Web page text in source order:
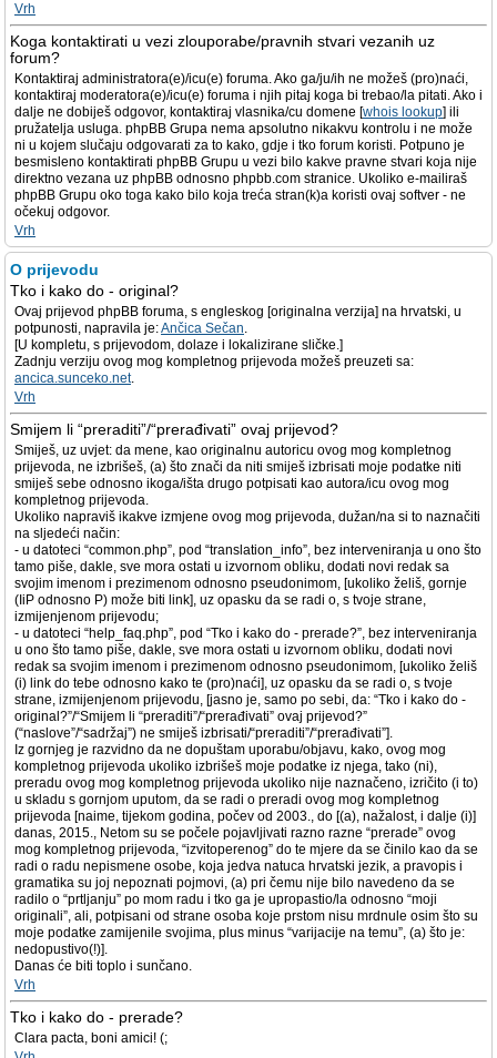
Vrh
Koga kontaktirati u vezi zlouporabe/pravnih stvari vezanih uz
forum?
Kontaktiraj administratora(e)/icu(e) foruma. Ako ga/ju/ih ne možeš (pro)naći,
kontaktiraj moderatora(e)/icu(e) foruma i njih pitaj koga bi trebao/la pitati. Ako i
dalje ne dobiješ odgovor, kontaktiraj vlasnika/cu domene [whois lookup] ili
pružatelja usluga. phpBB Grupa nema apsolutno nikakvu kontrolu i ne može
ni u kojem slučaju odgovarati za to kako, gdje i tko forum koristi. Potpuno je
besmisleno kontaktirati phpBB Grupu u vezi bilo kakve pravne stvari koja nije
direktno vezana uz phpBB odnosno phpbb.com stranice. Ukoliko e-mailiraš
phpBB Grupu oko toga kako bilo koja treća stran(k)a koristi ovaj softver - ne
očekuj odgovor.
Vrh
O prijevodu
Tko i kako do - original?
Ovaj prijevod phpBB foruma, s engleskog [originalna verzija] na hrvatski, u
potpunosti, napravila je:Ančica Sečan.
[U kompletu, s prijevodom, dolaze i lokalizirane sličke.]
Zadnju verziju ovog mog kompletnog prijevoda možeš preuzeti sa:
ancica.sunceko.net.
Vrh
Smijem li “preraditi”/“prerađivati” ovaj prijevod?
Smiješ, uz uvjet: da mene, kao originalnu autoricu ovog mog kompletnog
prijevoda, ne izbrišeš, (a) što znači da niti smiješ izbrisati moje podatke niti
smiješ sebe odnosno ikoga/išta drugo potpisati kao autora/icu ovog mog
kompletnog prijevoda.
Ukoliko napraviš ikakve izmjene ovog mog prijevoda, dužan/na si to naznačiti
na sljedeći način:
- u datoteci “common.php”, pod “translation_info”, bez interveniranja u ono što
tamo piše, dakle, sve mora ostati u izvornom obliku, dodati novi redak sa
svojim imenom i prezimenom odnosno pseudonimom, [ukoliko želiš, gornje
(IiP odnosno P) može biti link], uz opasku da se radi o, s tvoje strane,
izmijenjenom prijevodu;
- u datoteci “help_faq.php”, pod “Tko i kako do - prerade?”, bez interveniranja
u ono što tamo piše, dakle, sve mora ostati u izvornom obliku, dodati novi
redak sa svojim imenom i prezimenom odnosno pseudonimom, [ukoliko želiš
(i) link do tebe odnosno kako te (pro)naći], uz opasku da se radi o, s tvoje
strane, izmijenjenom prijevodu, [jasno je, samo po sebi, da: “Tko i kako do -
original?”/“Smijem li “preraditi”/“prerađivati” ovaj prijevod?”
(“naslove”/“sadržaj”) ne smiješ izbrisati/“preraditi”/“prerađivati”].
Iz gornjeg je razvidno da ne dopuštam uporabu/objavu, kako, ovog mog
kompletnog prijevoda ukoliko izbrišeš moje podatke iz njega, tako (ni),
preradu ovog mog kompletnog prijevoda ukoliko nije naznačeno, izričito (i to)
u skladu s gornjom uputom, da se radi o preradi ovog mog kompletnog
prijevoda [naime, tijekom godina, počev od 2003., do [(a), nažalost, i dalje (i)]
danas, 2015., Netom su se počele pojavljivati razno razne “prerade” ovog
mog kompletnog prijevoda, “izvitoperenog” do te mjere da se činilo kao da se
radi o radu nepismene osobe, koja jedva natuca hrvatski jezik, a pravopis i
gramatika su joj nepoznati pojmovi, (a) pri čemu nije bilo navedeno da se
radilo o “prtljanju” po mom radu i tko ga je upropastio/la odnosno “moji
originali”, ali, potpisani od strane osoba koje prstom nisu mrdnule osim što su
moje podatke zamijenile svojima, plus minus “varijacije na temu”, (a) što je:
nedopustivo(!)].
Danas će biti toplo i sunčano.
Vrh
Tko i kako do - prerade?
Clara pacta, boni amici! (;